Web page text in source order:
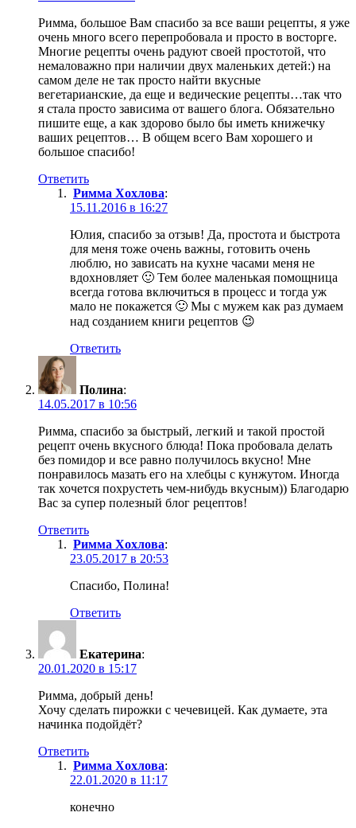
Римма, большое Вам спасибо за все ваши рецепты, я уже
очень много всего перепробовала и просто в восторге.
Многие рецепты очень радуют своей простотой, что
немаловажно при наличии двух маленьких детей:) на
самом деле не так просто найти вкусные
вегетарианские, да еще и ведические рецепты…так что
я стала просто зависима от вашего блога. Обязательно
пишите еще, а как здорово было бы иметь книжечку
ваших рецептов… В общем всего Вам хорошего и
большое спасибо!
Ответить
Римма Хохлова:
15.11.2016 в 16:27
Юлия, спасибо за отзыв! Да, простота и быстрота
для меня тоже очень важны, готовить очень
люблю, но зависать на кухне часами меня не
вдохновляет 🙂 Тем более маленькая помощница
всегда готова включиться в процесс и тогда уж
мало не покажется 🙂 Мы с мужем как раз думаем
над созданием книги рецептов 😉
Ответить
Полина:
14.05.2017 в 10:56
Римма, спасибо за быстрый, легкий и такой простой
рецепт очень вкусного блюда! Пока пробовала делать
без помидор и все равно получилось вкусно! Мне
понравилось мазать его на хлебцы с кунжутом. Иногда
так хочется похрустеть чем-нибудь вкусным)) Благодарю
Вас за супер полезный блог рецептов!
Ответить
Римма Хохлова:
23.05.2017 в 20:53
Спасибо, Полина!
Ответить
Екатерина:
20.01.2020 в 15:17
Римма, добрый день!
Хочу сделать пирожки с чечевицей. Как думаете, эта
начинка подойдёт?
Ответить
Римма Хохлова:
22.01.2020 в 11:17
конечно